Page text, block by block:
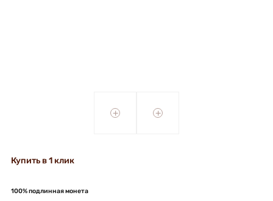
+ +
Купить в 1 клик
100% подлинная монета